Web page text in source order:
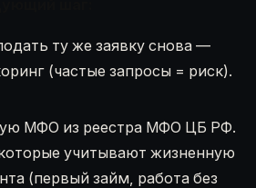
ту же заявку снова —
(частые запросы = риск).
МФО из реестра МФО ЦБ РФ.
учитывают жизненную
(первый займ, работа без